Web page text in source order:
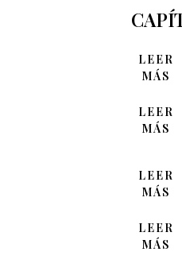
LEER
MÁS
LEER
MÁS
LEER
MÁS
LEER
MÁS